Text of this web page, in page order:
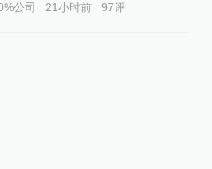
公司 21小时前 97评